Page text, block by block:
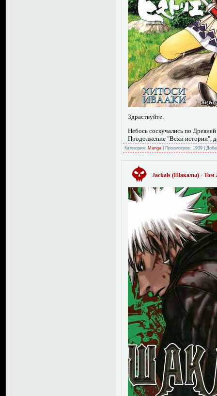
Здраствуйте.
Небось соскучались по
Продолжение "Вехи истории",
Категория: Manga Просмотров: 1939
Jackals (Шакалы) - Том